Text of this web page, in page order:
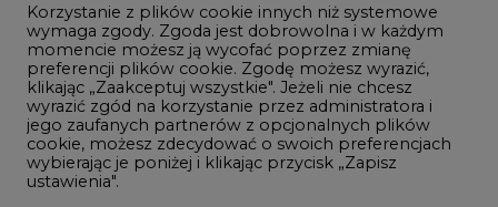
Innowacje i AI
Telekomunikacja i IT
Handel emisjami CO2
Wodór
Górnictwo
Korzystanie z plików cookie innych niż systemowe
wymaga zgody. Zgoda jest dobrowolna i w każdym
momencie możesz ją wycofać poprzez zmianę
preferencji plików cookie. Zgodę możesz wyrazić,
klikając „Zaakceptuj wszystkie". Jeżeli nie chcesz
wyrazić zgód na korzystanie przez administratora i
jego zaufanych partnerów z opcjonalnych plików
cookie, możesz zdecydować o swoich preferencjach
wybierając je poniżej i klikając przycisk „Zapisz
ustawienia".